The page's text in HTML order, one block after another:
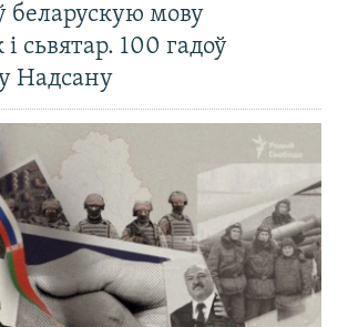
беларускую мову
сьвятар. 100 гадоў
Надсану